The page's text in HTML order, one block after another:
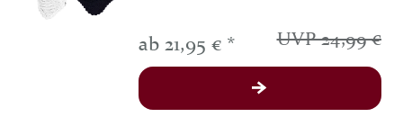
UVP 24,99 €
ab 21,95 € *